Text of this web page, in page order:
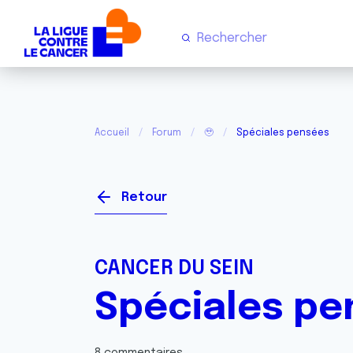
Accueil Forum 🥹 Spéciales pensées
Retour
CANCER DU SEIN
Spéciales